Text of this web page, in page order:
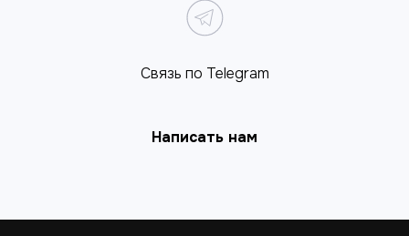
Связь по Telegram
Написать нам